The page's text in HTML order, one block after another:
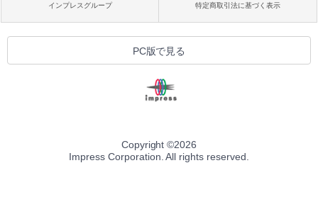
インプレスグループ 特定商取引法に基づく表示
PC版で見る
Copyright ©2026
Impress Corporation. All rights reserved.